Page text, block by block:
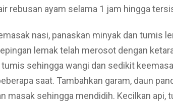
rebusan ayam selama 1 jam hingga
nasi, panaskan minyak dan tumis
lemak telah merosot dengan
tumis sehingga wangi dan sedikit
saat. Tambahkan garam, daun
masak sehingga mendidih. Kecilkan api,